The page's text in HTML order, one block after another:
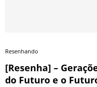
Resenhando
[Resenha] –
do Futuro e o